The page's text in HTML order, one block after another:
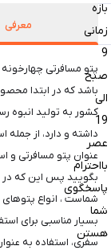
بازه
زمانی
9
صبح
الی
19
عصر
بااحترام
پاسخگوی
شما
هستن
معرفی
پتو مسافرتی
کشور به تولید انبوه
داشته و دارد، از
عنوان پتو مسافرتی و
بگویید پس این که
شماست ، انواع
بسیار مناسبی برای
سفری، استفاده به